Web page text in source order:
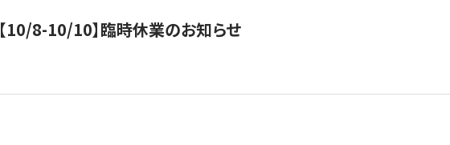
【10/8-10/10】臨時休業のお知らせ